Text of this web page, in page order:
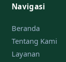
Navigasi
Beranda
Tentang Kami
Layanan